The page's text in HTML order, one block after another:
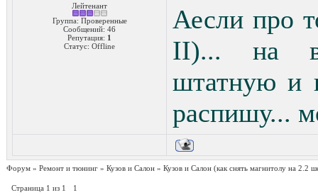
Лейтенант
Группа: Проверенные
Сообщений: 46
Репутация: 1
Статус: Offline
Аесли про
II)... на
штатную и
распишу...
Форум » Ремонт и тюнинг » Кузов и Салон » Кузов и Салон (как снять магнитолу на 2.2
Страница 1 из 1 1